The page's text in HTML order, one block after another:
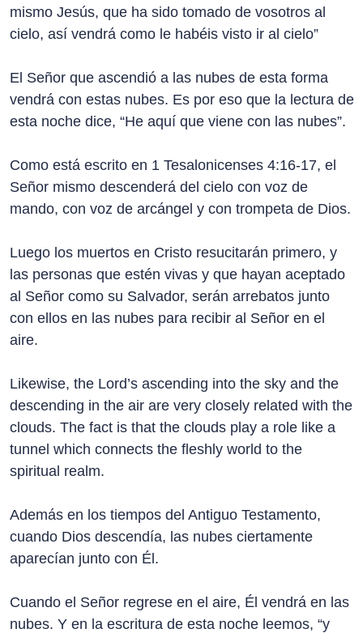
mismo Jesús, que ha sido tomado de vosotros al
cielo, así vendrá como le habéis visto ir al cielo”
El Señor que ascendió a las nubes de esta forma
vendrá con estas nubes. Es por eso que la lectura de
esta noche dice, “He aquí que viene con las nubes”.
Como está escrito en 1 Tesalonicenses 4:16-17, el
Señor mismo descenderá del cielo con voz de
mando, con voz de arcángel y con trompeta de Dios.
Luego los muertos en Cristo resucitarán primero, y
las personas que estén vivas y que hayan aceptado
al Señor como su Salvador, serán arrebatos junto
con ellos en las nubes para recibir al Señor en el
aire.
Likewise, the Lord’s ascending into the sky and the
descending in the air are very closely related with the
clouds. The fact is that the clouds play a role like a
tunnel which connects the fleshly world to the
spiritual realm.
Además en los tiempos del Antiguo Testamento,
cuando Dios descendía, las nubes ciertamente
aparecían junto con Él.
Cuando el Señor regrese en el aire, Él vendrá en las
nubes. Y en la escritura de esta noche leemos, “y